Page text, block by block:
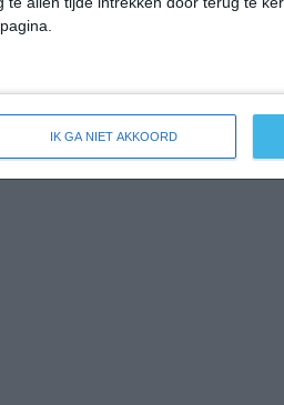
IK GA NIET AKKOORD
Landau in der Pfalz